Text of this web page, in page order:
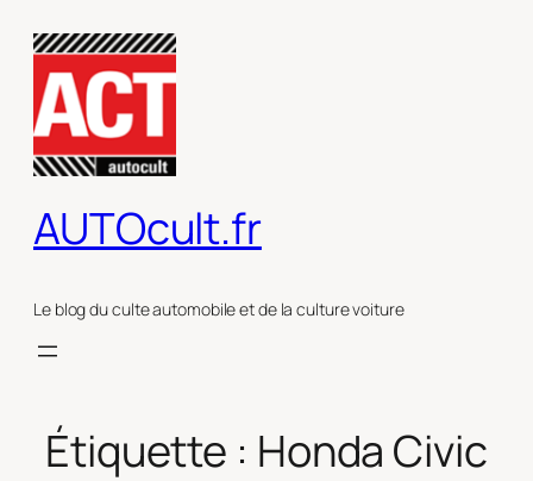
contenu
AUTOcult.fr
Le blog du culte automobile et de la culture voiture
Étiquette : Honda Civic